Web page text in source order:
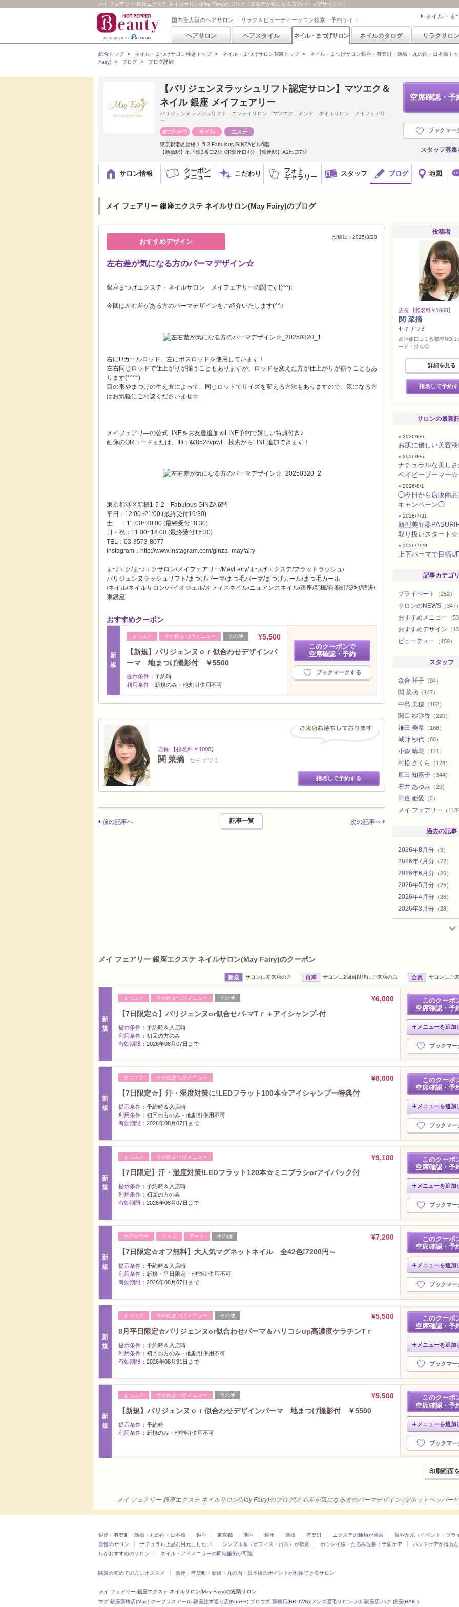
メイ フェアリー 銀座エクステ ネイルサロン(May Fairy)のブログ「左右差が気になる方のパーマデザイン☆」
国内最大級のヘアサロン ・リラク＆ビューティーサロン検索・予約サイト ネイル・ま
ヘアサロン ヘアスタイル ネイル・まつげサロン ネイルカタログ リラクサロン
総合トップ> ネイル・まつげサロン検索トップ> ネイル・まつげサロン関東トップ> ネイル・まつげサロン銀座・有楽町・新橋・丸の内・日本橋ト
Fairy) > ブログ > ブログ詳細
空席確認・予
ブックマー
スタッフ募
【パリジェンヌラッシュリフト認定サロン】マツエク＆
ネイル 銀座 メイフェアリー
パリジェンヌラッシュリフト ニンテイサロン マツエク アンド ネイルサロン メイフェアリ
ー
東京都港区新橋１-5-2 Fabulous GINZAビル6階
【新橋駅】地下鉄3番口2分 /JR銀座口4分 【銀座駅】A2出口7分
サロン情報
クーポン
メニュー
こだわり
フォト
ギャラリー
スタッフ ブログ 地図
メイ フェアリー 銀座エクステ ネイルサロン(May Fairy)のブログ
おすすめデザイン
投稿日：2025/3/20
左右差が気になる方のパーマデザイン☆
銀座まつげエクステ・ネイルサロン メイフェアリーの関です!(^^)!
今回は左右差がある方のパーマデザインをご紹介いたします(^^♪
右にUカールロッド、左にボスロッドを使用しています！
左右同じロッドで仕上がりが揃うこともありますが、ロッドを変えた方が仕上がりが揃うこともあ
ります(*^^*)
目の形やまつげの生え方によって、同じロッドでサイズを変える方法もありますので、気になる方
はお気軽にご相談くださいませ☆
メイフェアリ―の公式LINEをお友達追加＆LINE予約で嬉しい特典付き♪
画像のQRコードまたは、ID：@852cvpwt 検索からLINE追加できます！
東京都港区新橋1-5-2 Fabulous GINZA 6階
平日：12:00~21:00 (最終受付19:30)
土 ：11:00~20:00 (最終受付18:30)
日・祝：11:00~18:00 (最終受付16:30)
TEL：03-3573-8077
Instagram：http://www.instagram.com/ginza_mayfairy
まつエク/まつエクサロン/メイフェアリー/MayFairy/まつげエクステ/フラットラッシュ/
パリジェンヌラッシュリフト/まつげパーマ/まつ毛パーマ/まつげカール/まつ毛カール
/ネイル/ネイルサロン/バイオジェル/オフィスネイル/ニュアンスネイル/銀座/新橋/有楽町/築地/豊洲/
東銀座
おすすめクーポン
新
規
まつエク その他まつげメニュー その他
¥5,500
【新規】パリジェンヌｏｒ似合わせデザインパ
ーマ 地まつげ撮影付 ￥5500
提示条件： 予約時
利用条件： 新規のみ・他割引併用不可
このクーポンで
空席確認・予約
ブックマークする
店長 【指名料￥1000】
関 菜摘 セキ ナツミ
指名して予約する
前の記事へ 記事一覧 次の記事へ
投稿者
店長 【指名料￥1000】
関 菜摘
セキ ナツミ
高評価口コミ投稿率
ード・持ち◎
詳細を見る
指名して予約
サロンの最新
● 2026/8/6
お肌に優しい美容
● 2026/8/6
ナチュラルな美し
ベイビーブーマー☆
● 2026/8/1
◯今日から店販商品
キャンペーン◯
● 2026/7/31
新型美顔器
取り扱いスタート☆
● 2026/7/29
上下パーマで目幅
記事カテゴ
プライベート （252）
サロンのNEWS （347
おすすめメニュー （
おすすめデザイン （
ビューティー （159）
スタッフ
森合 祥子 （94）
関 菜摘 （147）
中島 美穂 （162）
関口 紗弥香 （220）
鎌田 美希 （168）
城野 紗代 （80）
小森 晴花 （121）
村松 さくら （124）
原田 知嘉子 （344）
石井 あゆみ （29）
田邉 姫愛 （2）
メイ フェアリー （
過去の記事
2026年8月分 （3）
2026年7月分 （22）
2026年6月分 （26）
2026年5月分 （25）
2026年4月分 （26）
2026年3月分 （28）
2026年2月分（21）
（21）
2025年9月分（23）
2025年7月分（23）
2025年6月分（20）
2025年5月分 （24）
2025年4月分（22）
2025年3月分 （23）
2025年2月分（28）
2025年1月分（28）
2024年12月分（23）
2024年11月分
2024年10月分（28）
2024年9月分（28）
2024年8月分（25）
2024年6月分（24）
2024年5月分（31）
2024年4月分（28）
2024年3月分
2024年2月分（26）
2024年1月分（23）
2023年12月分（24）
2023年11月分（27）
2023年10月分（32）
2023年9月分 （27）
2023年8月分（28）
2023年7月分 （27）
2023年4月分（25）
2023年3月分（29）
2023年2月分 （26）
2023年1月分（24）
2022年12月分 （15）
2022年11月分（27）
2022年10月分（22）
2022年9月分（19）
2022年8月分（17）
2022年7月分 （22）
2022年6月分（25）
2022年5月分（24）
2022年4月分（16）
2022年3月分（24）
2022年1月分（32）
2021年12月分（22）
2021年10月分（22）
2021年9月分（31）
2021年4月分
メイ フェアリー 銀座エクステ ネイルサロン(May Fairy)のクーポン
新規 サロンに初来店の方 再来 サロンに2回目以降にご来店の方 全員 サロンにご
新
規
まつエク その他まつげメニュー その他
¥6,000
【7日限定☆】パリジェンヌor似合せパ‐マTｒ＋アイシャンプ-付
提示条件： 予約時＆入店時
利用条件： 初回の方のみ
有効期限： 2026年08月07日まで
このクーポ
空席確認・予
メニューを追加
ブックマー
新
規
まつエク その他まつげメニュー
¥8,000
【7日限定☆】汗・湿度対策に!LEDフラット100本☆アイシャンプー特典付
提示条件： 予約時＆入店時
利用条件： 初回の方のみ・他割引併用不可
有効期限： 2026年08月07日まで
このクーポ
空席確認・予
メニューを追加
ブックマー
新
規
まつエク その他まつげメニュー
¥9,100
【7日限定】汗・湿度対策!LEDフラット120本☆ミニブラシorアイパック付
提示条件： 予約時＆入店時
利用条件： 初回の方のみ
有効期限： 2026年08月07日まで
このクーポ
空席確認・予
メニューを追加
ブックマー
新
規
ケアカラー ジェル アート その他
¥7,200
【7日限定☆オフ無料】大人気マグネットネイル 全42色!7200円～
提示条件： 予約時＆入店時
利用条件： 新規・平日限定・他割引併用不可
有効期限： 2026年08月07日まで
このクーポ
空席確認・予
メニューを追加
ブックマー
新
規
まつエク その他まつげメニュー その他
¥5,500
8月平日限定☆パリジェンヌor似合わせパーマ＆ハリコシup高濃度ケラチンTｒ
提示条件： 予約時＆入店時
利用条件： 初回の方のみ・他割引併用不可
有効期限： 2026年08月31日まで
このクーポ
空席確認・予
メニューを追加
ブックマー
新
規
まつエク その他まつげメニュー その他
¥5,500
【新規】パリジェンヌｏｒ似合わせデザインパーマ 地まつげ撮影付 ￥5500
提示条件： 予約時
利用条件： 新規のみ・他割引併用不可
このクーポ
空席確認・予
メニューを追加
ブックマー
印刷画面
メイ フェアリー 銀座エクステ ネイルサロン(May Fairy)のブログ(左右差が気になる方のパーマデザイン☆)/ホットペッパー
銀座・有楽町・新橋・丸の内・日本橋 銀座 東京都 港区 銀座 新橋 有楽町 エクステの種類が豊富
華やか系（イベント・ブラ
自慢のサロン
ナチュラル上品な目元にしたい シンプル系（オフィス・日常）が得意 ホウレイ線・たるみ改善！予防ケア
ハンドケアが得意
ルがおすすめのサロン
ネイル・アイメニューの同時施術が可能
関東の初めての方にオススメ 銀座・有楽町・新橋・丸の内・日本橋のポイントが利用できるサロン
メイ フェアリー 銀座エクステ ネイルサロン(May Fairy)の近隣サロン
マグ 銀座新橋店(Mag)|クープラスアール 銀座並木通り店(Kuu+R)|ブロウズ 新橋店(BROWS)| メンズ眉毛サロンラボ 銀座店|ハク 銀座(HAK.)